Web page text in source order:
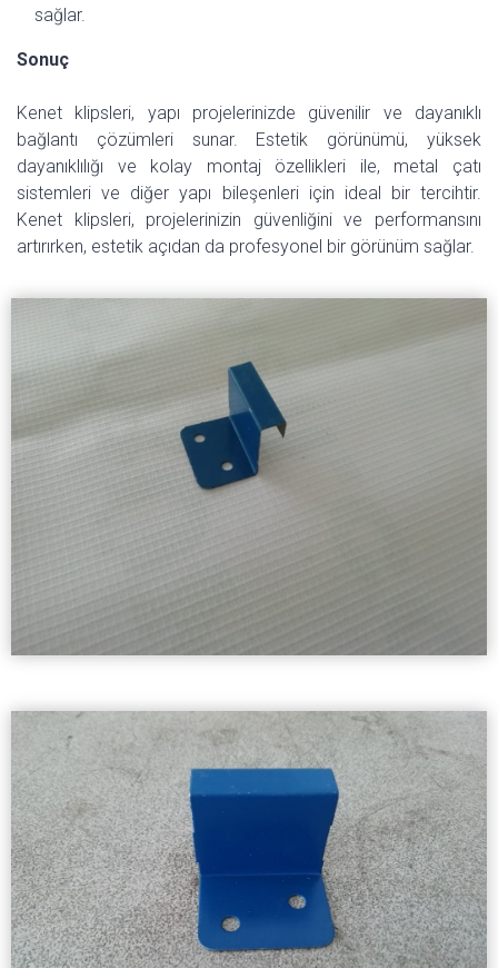
sağlar.
Sonuç
Kenet klipsleri, yapı projelerinizde güvenilir ve dayanıklı
bağlantı çözümleri sunar. Estetik görünümü, yüksek
dayanıklılığı ve kolay montaj özellikleri ile, metal çatı
sistemleri ve diğer yapı bileşenleri için ideal bir tercihtir.
Kenet klipsleri, projelerinizin güvenliğini ve performansını
artırırken, estetik açıdan da profesyonel bir görünüm sağlar.